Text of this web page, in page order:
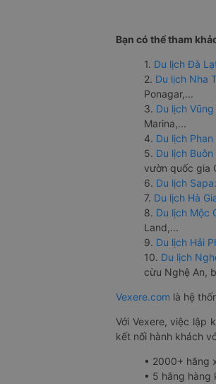
Bạn có thể tham
1. Du lịch Đà
2. Du lịch Nha
Ponagar,...
3. Du lịch Vũng
Marina,...
4. Du lịch Phan
5. Du lịch
vườn quốc gia
6. Du lịch Sapa:
7. Du lịch Hà
8. Du lịch Mộc
Land,...
9. Du lịch Hải
10. Du lịch
cừu Nghệ An,
Vexere.com là hệ
Với Vexere, việc lập
kết nối hành khách
• 2000+ hãng
• 5 hãng hàng